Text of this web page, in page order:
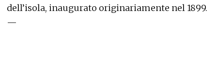
dell’isola, inaugurato originariamente nel 1899.
—